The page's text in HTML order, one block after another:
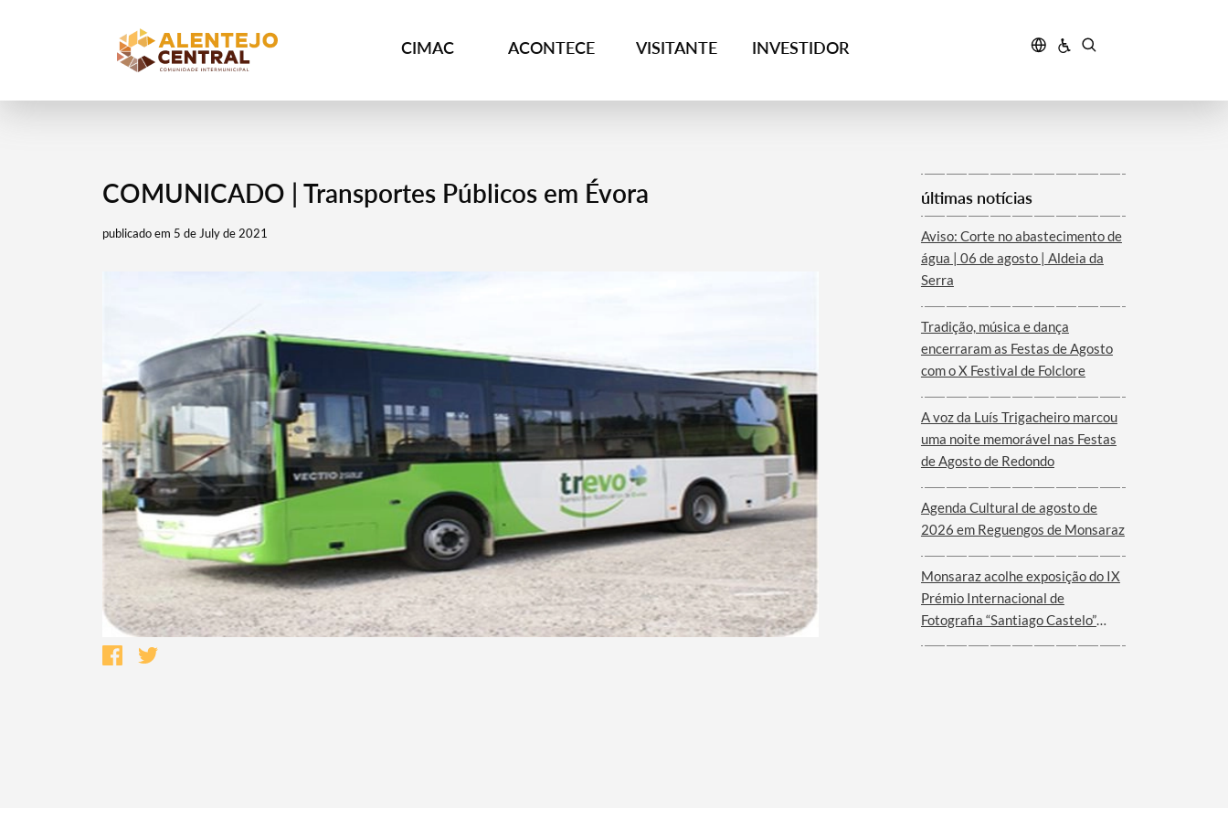
CIMAC ACONTECE VISITANTE INVESTIDOR
Termo de Pesquisa
Categorias gerais
COMUNICADO | Transportes Públicos em Évora
publicado em 5 de July de 2021
últimas notícias
Aviso: Corte no abastecimento de
água | 06 de agosto | Aldeia da
Serra
Tradição, música e dança
encerraram as Festas de Agosto
com o X Festival de Folclore
A voz da Luís Trigacheiro marcou
uma noite memorável nas Festas
de Agosto de Redondo
Agenda Cultural de agosto de
2026 em Reguengos de Monsaraz
Monsaraz acolhe exposição do IX
Prémio Internacional de
Fotografia “Santiago Castelo”
2025 – EUROACE